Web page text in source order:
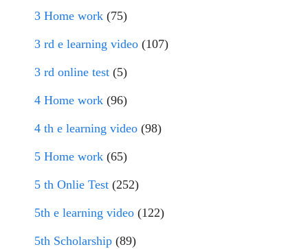
3 Home work (75)
3 rd e learning video (107)
3 rd online test (5)
4 Home work (96)
4 th e learning video (98)
5 Home work (65)
5 th Onlie Test (252)
5th e learning video (122)
5th Scholarship (89)